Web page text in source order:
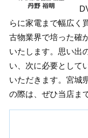
らに家電まで幅広く
古物業界で培った確
いたします。思い出
い、次に必要として
いただきます。宮城
の際は、ぜひ当店ま